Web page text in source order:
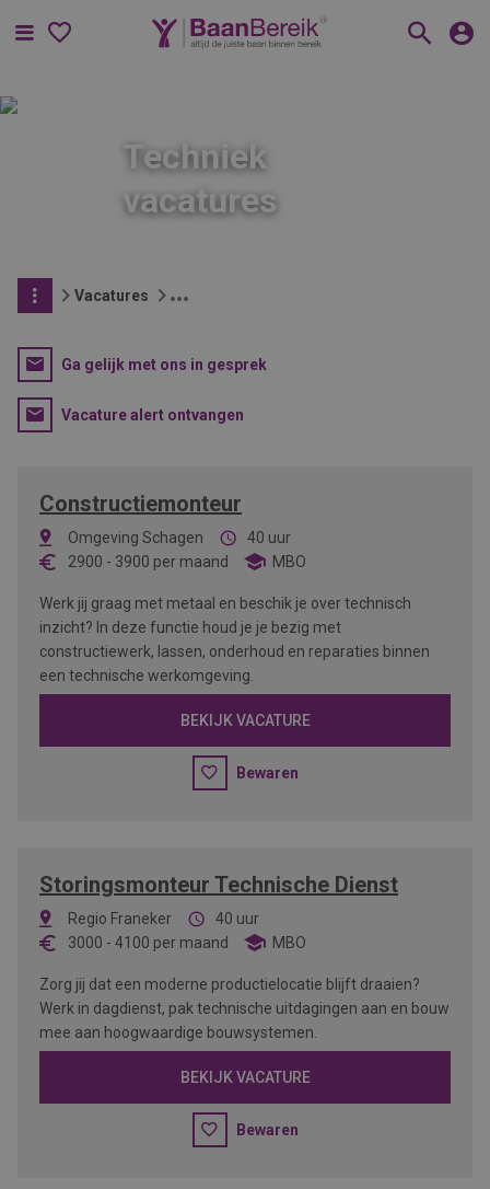
Menu
Techniek
vacatures
Vacatures
Ga gelijk met ons in gesprek
Vacature alert ontvangen
Constructiemonteur
Omgeving Schagen
40 uur
2900 - 3900 per maand MBO
Werk jij graag met metaal en beschik je over technisch
inzicht? In deze functie houd je je bezig met
constructiewerk, lassen, onderhoud en reparaties binnen
een technische werkomgeving.
BEKIJK VACATURE
Bewaren
Storingsmonteur Technische Dienst
Regio Franeker
40 uur
3000 - 4100 per maand MBO
Zorg jij dat een moderne productielocatie blijft draaien?
Werk in dagdienst, pak technische uitdagingen aan en bouw
mee aan hoogwaardige bouwsystemen.
BEKIJK VACATURE
Bewaren